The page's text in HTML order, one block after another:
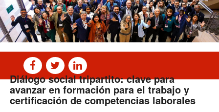
Diálogo social tripartito: clave para
avanzar en formación para el trabajo y
certificación de competencias laborales